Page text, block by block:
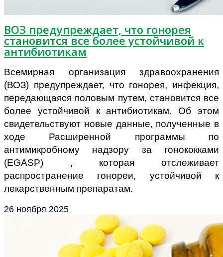
ВОЗ предупреждает, что гонорея
становится все более устойчивой к
антибиотикам
Всемирная организация здравоохранения
(ВОЗ) предупреждает, что гонорея, инфекция,
передающаяся половым путем, становится все
более устойчивой к антибиотикам. Об этом
свидетельствуют новые данные, полученные в
ходе Расширенной программы по
антимикробному надзору за гонококками
(EGASP) , которая отслеживает
распространение гонореи, устойчивой к
лекарственным препаратам.
26 ноября 2025